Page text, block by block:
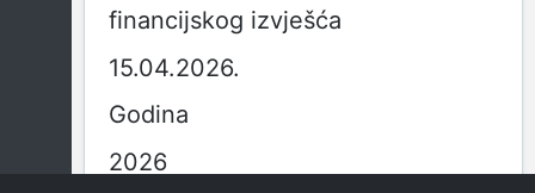
financijskog izvješća
15.04.2026.
Godina
2026